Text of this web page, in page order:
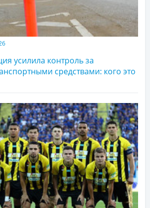
усилила контроль за
средствами: кого это